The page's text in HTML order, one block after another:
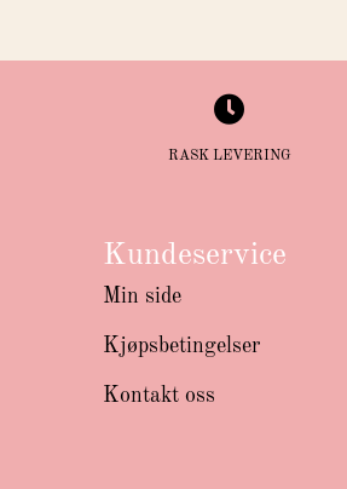

RASK LEVERING
Kundeservice
Min side
Kjøpsbetingelser
Kontakt oss